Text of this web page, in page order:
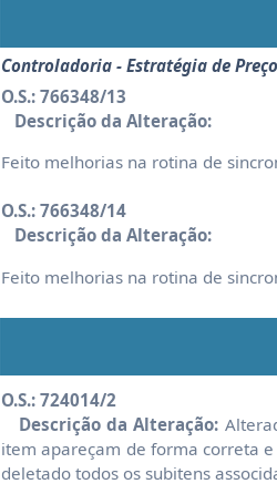
Controladoria - Estratégia de
O.S.: 766348/13
Descrição da Alteração:
Feito melhorias na rotina de
O.S.: 766348/14
Descrição da Alteração:
Feito melhorias na rotina de
O.S.: 724014/2
Descrição da Alteração:
item apareçam de forma correta
deletado todos os subitens